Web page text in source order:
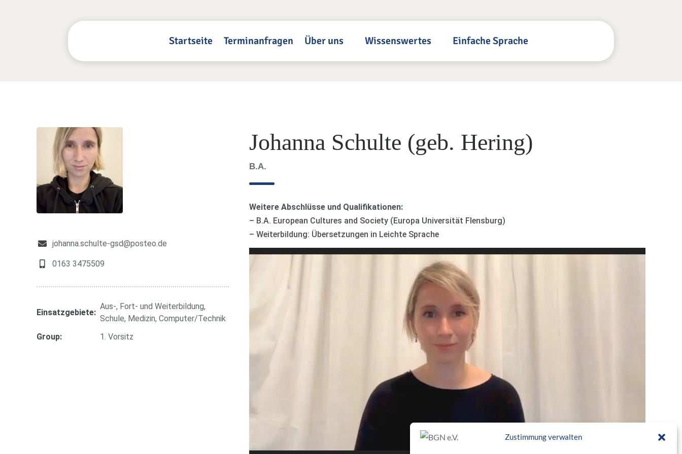
Zustimmung verwalten
Startseite Terminanfragen Über uns Wissenswertes Einfache Sprache
johanna.schulte-gsd@posteo.de
0163 3475509
Einsatzgebiete:
Aus-, Fort- und Weiterbildung,
Schule, Medizin, Computer/Technik
Group:
1. Vorsitz
Johanna Schulte (geb. Hering)
B.A.
Weitere Abschlüsse und Qualifikationen:
– B.A. European Cultures and Society (Europa Universität Flensburg)
– Weiterbildung: Übersetzungen in Leichte Sprache
Video-